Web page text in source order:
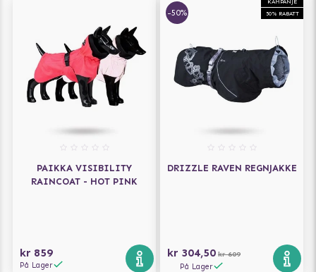
PAIKKA VISIBILITY
RAINCOAT - HOT PINK
kr 859
På Lager
50% RABATT
-50%
DRIZZLE RAVEN REGNJAKKE
kr 304,50 kr 609
På Lager